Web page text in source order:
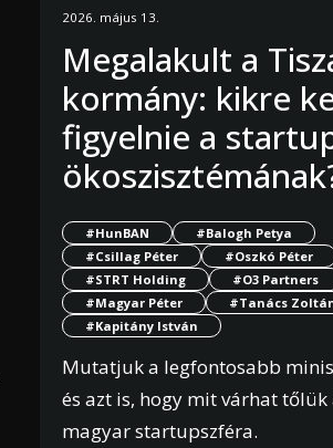
2026. május 13.
Megalakult a
kormány: kikre
figyelnie a
#HunBAN
#Balogh Petya
#Csillag Péter
#Oszkó Péter
#STRT Holding
#O3 Partners
#Magyar Péter
#Tanács
#Kapitány István
Mutatjuk a legfontosabb
és azt is, hogy mit várhat tőlük
magyar startupszféra.